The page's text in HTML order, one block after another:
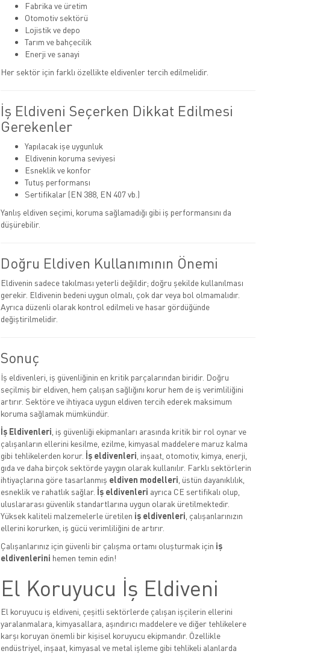
Fabrika ve üretim
Otomotiv sektörü
Lojistik ve depo
Tarım ve bahçecilik
Enerji ve sanayi
Her sektör için farklı özellikte eldivenler tercih edilmelidir.
İş Eldiveni Seçerken Dikkat Edilmesi
Gerekenler
Yapılacak işe uygunluk
Eldivenin koruma seviyesi
Esneklik ve konfor
Tutuş performansı
Sertifikalar (EN 388, EN 407 vb.)
Yanlış eldiven seçimi, koruma sağlamadığı gibi iş performansını da
düşürebilir.
Doğru Eldiven Kullanımının Önemi
Eldivenin sadece takılması yeterli değildir; doğru şekilde kullanılması
gerekir. Eldivenin bedeni uygun olmalı, çok dar veya bol olmamalıdır.
Ayrıca düzenli olarak kontrol edilmeli ve hasar gördüğünde
değiştirilmelidir.
Sonuç
İş eldivenleri, iş güvenliğinin en kritik parçalarından biridir. Doğru
seçilmiş bir eldiven, hem çalışan sağlığını korur hem de iş verimliliğini
artırır. Sektöre ve ihtiyaca uygun eldiven tercih ederek maksimum
koruma sağlamak mümkündür.
İş Eldivenleri , iş güvenliği ekipmanları arasında kritik bir rol oynar ve
çalışanların ellerini kesilme, ezilme, kimyasal maddelere maruz kalma
gibi tehlikelerden korur. İş eldivenleri , inşaat, otomotiv, kimya, enerji,
gıda ve daha birçok sektörde yaygın olarak kullanılır. Farklı sektörlerin
ihtiyaçlarına göre tasarlanmış eldiven modelleri , üstün dayanıklılık,
esneklik ve rahatlık sağlar. İş eldivenleri ayrıca CE sertifikalı olup,
uluslararası güvenlik standartlarına uygun olarak üretilmektedir.
Yüksek kaliteli malzemelerle üretilen iş eldivenleri , çalışanlarınızın
ellerini korurken, iş gücü verimliliğini de artırır.
Çalışanlarınız için güvenli bir çalışma ortamı oluşturmak için iş
eldivenlerini hemen temin edin!
El Koruyucu İş Eldiveni
El koruyucu iş eldiveni, çeşitli sektörlerde çalışan işçilerin ellerini
yaralanmalara, kimyasallara, aşındırıcı maddelere ve diğer tehlikelere
karşı koruyan önemli bir kişisel koruyucu ekipmandır. Özellikle
endüstriyel, inşaat, kimyasal ve metal işleme gibi tehlikeli alanlarda